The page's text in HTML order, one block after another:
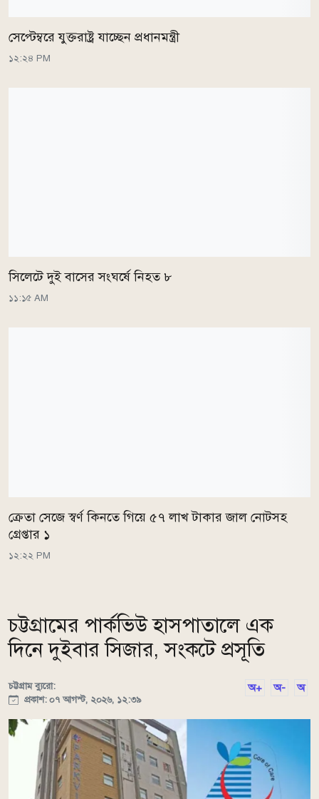
সেপ্টেম্বরে যুক্তরাষ্ট্র যাচ্ছেন প্রধানমন্ত্রী
১২:২৪ PM
সিলেটে দুই বাসের সংঘর্ষে নিহত ৮
১১:১৫ AM
ক্রেতা সেজে স্বর্ণ কিনতে গিয়ে ৫৭ লাখ টাকার জাল নোটসহ
গ্রেপ্তার ১
১২:২২ PM
চট্টগ্রামের পার্কভিউ হাসপাতালে এক
দিনে দুইবার সিজার, সংকটে প্রসূতি
চট্টগ্রাম ব্যুরো:
প্রকাশ: ০৭ আগস্ট, ২০২৬, ১২:৩৯
অ+ অ- অ